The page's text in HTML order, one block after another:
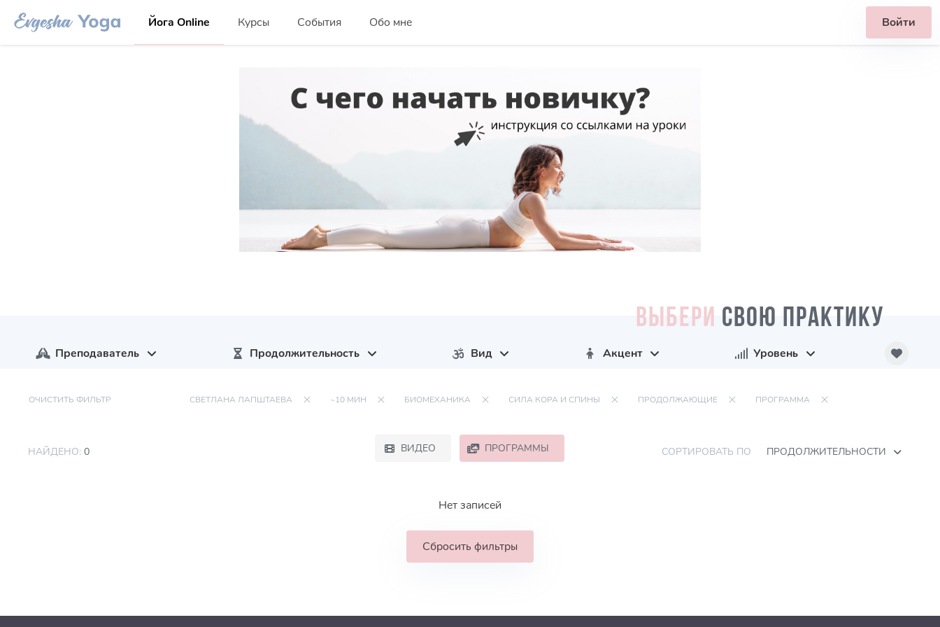
Йога Online Курсы События Обо мне Войти
ВЫБЕРИ СВОЮ ПРАКТИКУ
Преподаватель Продолжительность Вид Акцент Уровень
ОЧИСТИТЬ ФИЛЬТР СВЕТЛАНА ЛАПШТАЕВА ~10 МИН БИОМЕХАНИКА СИЛА КОРА И СПИНЫ ПРОДОЛЖАЮЩИЕ ПРОГРАММА
НАЙДЕНО: 0 ВИДЕО ПРОГРАММЫ СОРТИРОВАТЬ ПО ПРОДОЛЖИТЕЛЬНОСТИ
Нет записей
Сбросить фильтры